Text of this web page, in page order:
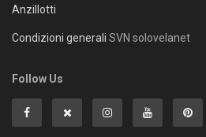
Anzillotti
Condizioni generali SVN solovelanet
Follow Us